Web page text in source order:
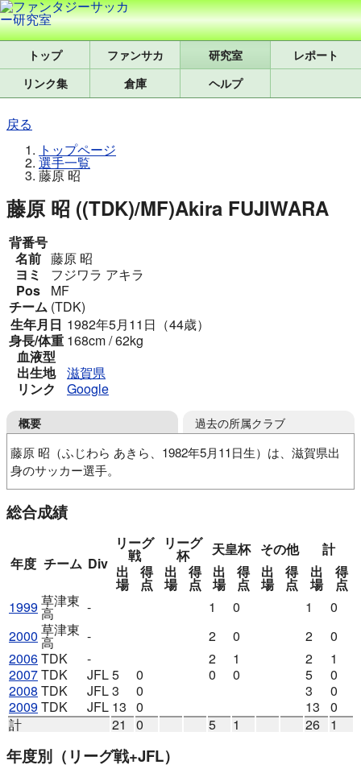
トップ 研究室
レポート
リンク集
倉庫 ヘルプ
戻る
トップページ
選手一覧
藤原 昭
藤原 昭 ((TDK)/MF)Akira FUJIWARA
背番号
名前 藤原 昭
ヨミ
フジワラ アキラ
Pos
MF
チーム (TDK)
生年月日 1982年5月11日（44歳）
身長/体重 168cm / 62kg
血液型
出生地
滋賀県
リンク
Google
概要
藤原 昭（ふじわら あきら、1982年5月11日生）は、滋賀県出
身のサッカー選手。
過去の所属クラブ
静岡産業大
総合成績
年度 チーム Div
リーグ
戦
リーグ
杯 天皇杯 その他
計
出
場
得
点
出
場
得
点
出
場
得
点
出
場
得
点
出
場
得
点
1999草津東
高 - 1 0 1
0
2000 草津東
高 - 2 0 2
0
2006TDK - 2 1 2
1
2007TDK JFL5 0 0 0 5
0
2008 TDK JFL3 0 3
0
2009TDK JFL 13 0 13
0
計
21 0 5 1 26 1
年度別 （リーグ戦+JFL）